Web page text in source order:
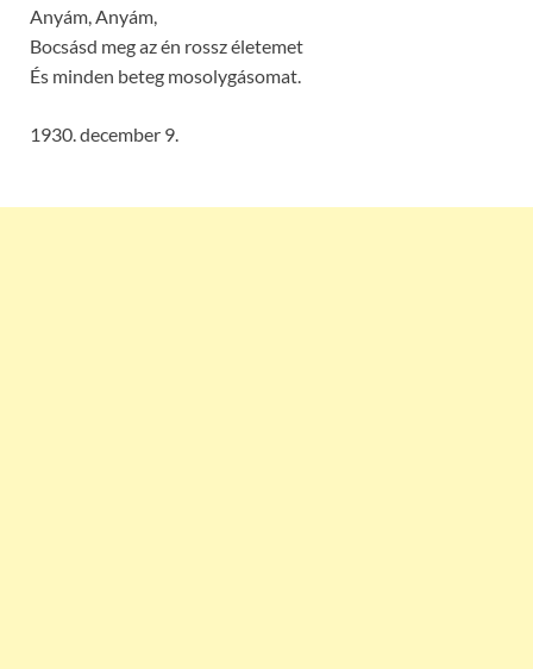
Anyám, Anyám,
Bocsásd meg az én rossz életemet
És minden beteg mosolygásomat.
1930. december 9.